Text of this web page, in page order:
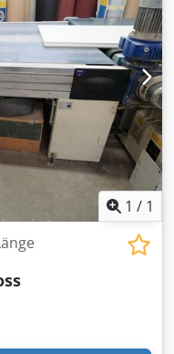
230 Kg Raumbedarf
mit
Bedienfeld.
3 - 16 mm. Links /
spannen
1 / 1